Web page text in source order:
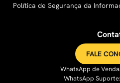
Política de Segurança da
FALE
WhatsApp de
WhatsApp